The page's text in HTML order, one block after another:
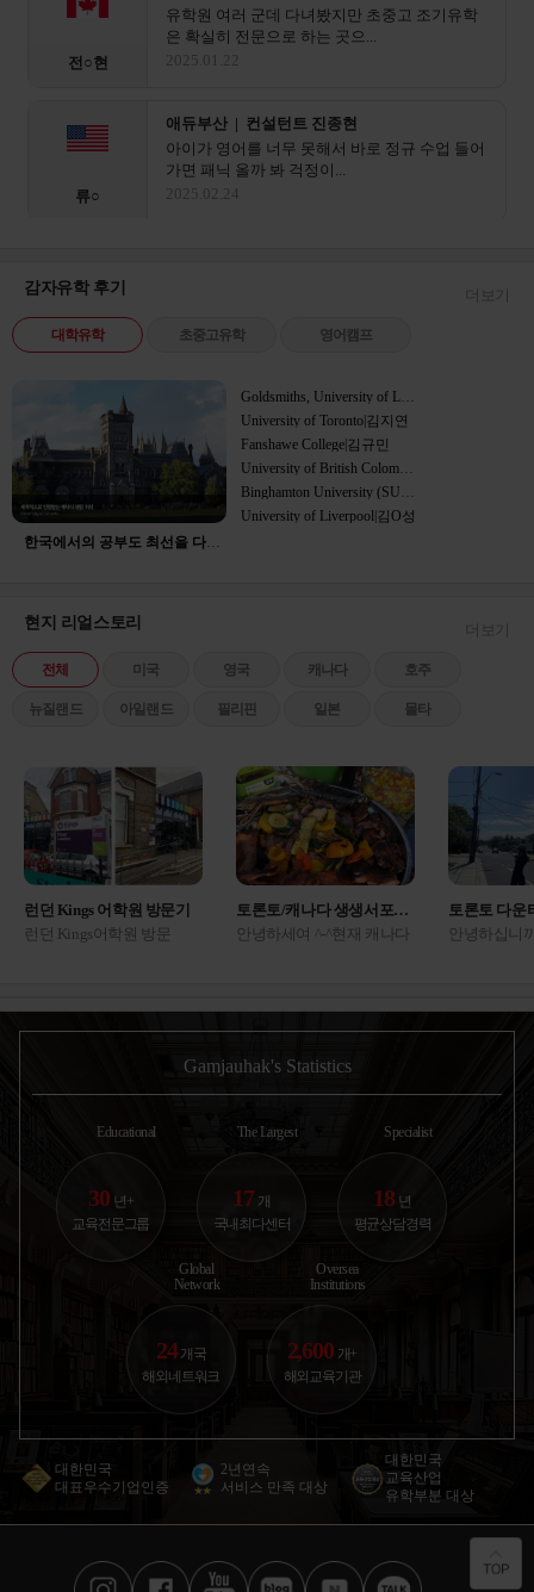
전○현
유학원 여러 군데 다녀봤지만 초중고 조기유학
은 확실히 전문으로 하는 곳으...
2025.01.22
류○
애듀부산 | 컨설턴트 진종현
아이가 영어를 너무 못해서 바로 정규 수업 들어
가면 패닉 올까 봐 걱정이...
2025.02.24
유○
2025.03.01
영국
안○
애듀부산 | 컨설턴트 박일평
초등학생 애 비자랑 부모 동반 비자 서류가 이렇
게 복잡할 줄이야.. 혼자...
2025.04.09
애듀부산 | 컨설턴트 센터장
애 친구 엄마가 여기 상담 잘 해준다고 해서 갔
미국
못 하고 갔는데, 아이 성...
영국
송○이
애듀부산 | 컨설턴트 진종현
영국 의대나 명문대 목표라 에이레벨을 해야 하
나 파운데이션을 해야 하나 ...
2025.07.17
애듀부산 | 컨설턴트 이진영
황○경
애듀부산 | 컨설턴트 센터장
2025.10.30
권○윤
애듀부산 | 컨설턴트 박은혜
아이가 운동 좋아하고 자연 친화적인 성향이라
뉴질랜드 추천받았어요. 학교...
2025.11.03
애듀부산 | 컨설턴트 이진영
서구권은 너무 멀고 비용도 부담이라 아시아 쪽
국제학교 알아봤어요. 뉴질...
2026.01.12
오○민
제가 유학 가고 싶다고 엄마한테 계속 떼써서 오
2026.02.27
감자유학 후기 더보기
대학유학 초중고유학 영어캠프
한국에서의 공부도 최선을 다해 임했지만 영어에 대한 관심이 많았고 해외에서의 고등학교 생활이 저의 견문을 더 넓힐 수 있다는 생각에 유학을 결심했고, 중학교 졸업후 한국 고등학교 진학 대신 유학을 준비하여 2017년 2월부터 캐나다 고등학교에 진학하게 되었습니다.
Goldsmiths, University of London|한민주
University of Toronto|김지연
Fanshawe College|김규민
University of British Colombia (UBC)|정해우
Binghamton University (SUNY)|이치훈
University of Liverpool|김O성
현지 리얼스토리 더보기
전체 미국 영국 캐나다 호주
뉴질랜드 아일랜드 필리핀 일본 몰타
런던 Kings 어학원 방문기
런던 Kings어학원 방문
토론토/캐나다 생생서포터즈 후기
안녕하세여 ^-^현재 캐나다
이를 두군데만 있어보았지
홈스테이는
토론토 다운
안녕하십니
Gamjauhak's Statistics
Educational
30 년+
교육전문그룹
The Largest
17 개
국내최다센터
Specialist
18 년
평균상담경력
Global
Network
24 개국
해외네트워크
Oversea
Institutions
2,600 개+
해외교육기관
대한민국
대표우수기업인증
2년연속
서비스 만족 대상
대한민국
교육산업
유학부분 대상